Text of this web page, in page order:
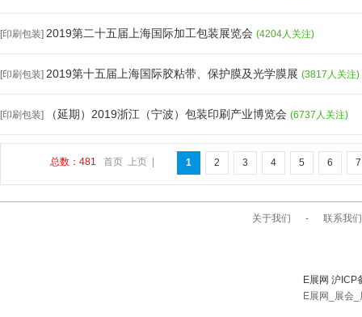
[印刷包装] 2019第二十五届上海国际加工包装展览会 (4204人关注)
[印刷包装] 2019第十五届上海国际胶粘带、保护膜及光学膜展 (3817人关注)
[印刷包装] （延期）2019浙江（宁波）包装印刷产业博览会 (6737人关注)
总数：481 首页 上页 1 2 3 4 5 6 7
关于我们 - 联系我们
E展网 沪
E展网_展会